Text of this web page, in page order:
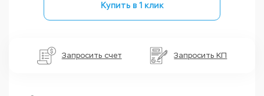
Купить в 1 клик
Запросить счет Запросить КП